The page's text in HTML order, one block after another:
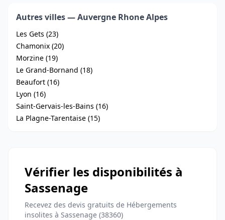
Autres villes — Auvergne Rhone Alpes
Les Gets (23)
Chamonix (20)
Morzine (19)
Le Grand-Bornand (18)
Beaufort (16)
Lyon (16)
Saint-Gervais-les-Bains (16)
La Plagne-Tarentaise (15)
Vérifier les disponibilités à
Sassenage
Recevez des devis gratuits de Hébergements
insolites à Sassenage (38360)